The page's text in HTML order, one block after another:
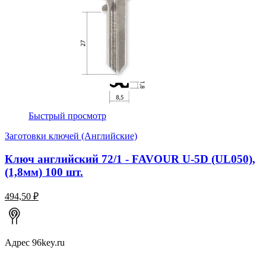
Быстрый просмотр
Заготовки ключей (Английские)
Ключ английский 72/1 - FAVOUR U-5D (UL050),
(1,8мм) 100 шт.
494,50 ₽
Адрес 96key.ru